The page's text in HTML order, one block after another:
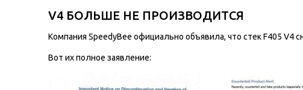
V4 БОЛЬШЕ НЕ ПРОИЗВОДИТСЯ
Компания SpeedyBee официально объявила, что стек F405 V4
Вот их полное заявление: